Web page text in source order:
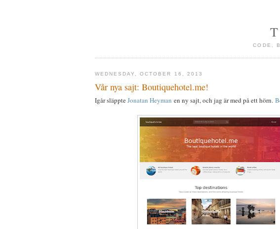
CODE,
WEDNESDAY, OCTOBER 16, 2013
Vår nya sajt: Boutiquehotel.me!
Igår släppteJonatan Heyman en ny sajt, och jag är med på ett hörn.